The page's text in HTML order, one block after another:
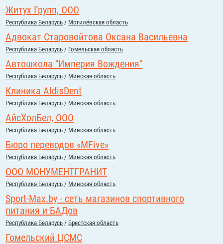
Житух Групп, ООО
Республика Беларусь / Могилёвская область
Адвокат Старовойтова Оксана Васильевна
Республика Беларусь / Гомельская область
Автошкола "Империя Вождения"
Республика Беларусь / Минская область
Клиника AldisDent
Республика Беларусь / Минская область
АйсХолБел, ООО
Республика Беларусь / Минская область
Бюро переводов «MFive»
Республика Беларусь / Минская область
ООО МОНУМЕНТГРАНИТ
Республика Беларусь / Минская область
Sport-Max.by - сеть магазинов спортивного
питания и БАДов
Республика Беларусь / Брестская область
Гомельский ЦСМС